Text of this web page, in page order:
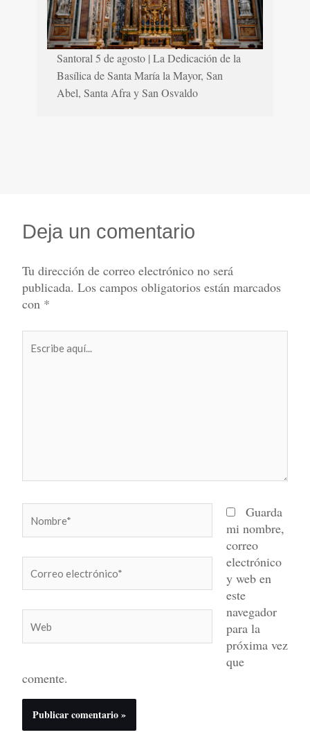
Santoral 5 de agosto | La Dedicación de la
Basílica de Santa María la Mayor, San
Abel, Santa Afra y San Osvaldo
Deja un comentario
Tu dirección de correo electrónico no será
publicada. Los campos obligatorios están marcados
con *
aquí...
electrónico*
Guarda
mi nombre,
correo
electrónico
y web en
este
navegador
para la
próxima vez
que
comente.